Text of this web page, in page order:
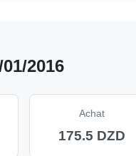
2016
Achat
175.5 DZD